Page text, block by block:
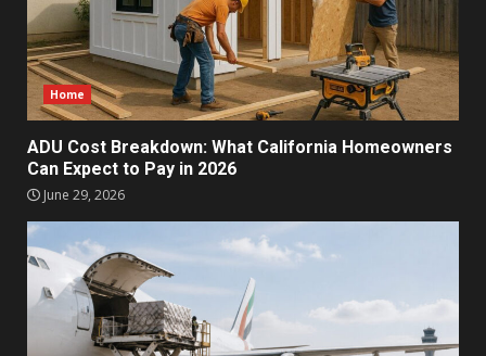
Home
ADU Cost Breakdown: What California Homeowners
Can Expect to Pay in 2026
June 29, 2026